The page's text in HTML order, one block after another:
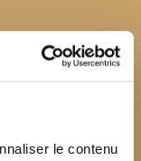
le contenu